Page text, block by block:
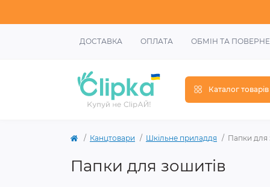
ДОСТАВКА ОПЛАТА ОБМІН ТА
Каталог товарів
Канцтовари Шкільне приладдя Папки для
Папки для зошитів